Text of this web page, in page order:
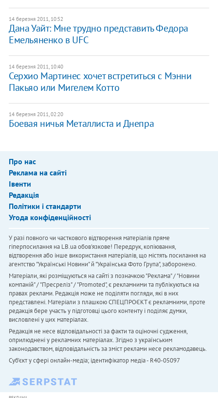
14 березня 2011, 10:52
Дана Уайт: Мне трудно представить Федора
Емельяненко в UFC
14 березня 2011, 10:40
Серхио Мартинес хочет встретиться с Мэнни
Пакьяо или Мигелем Котто
14 березня 2011, 02:20
Боевая ничья Металлиста и Днепра
Про нас
Реклама на сайті
Івенти
Редакція
Політики і стандарти
Угода конфіденційності
У разі повного чи часткового відтворення матеріалів пряме
гіперпосилання на LB.ua обов'язкове! Передрук, копіювання,
відтворення або інше використання матеріалів, що містять посилання на
агентство "Українськi Новини" й "Українська Фото Група", заборонено.
Матеріали, які розміщуються на сайті з позначкою "Реклама" / "Новини
компаній" / "Пресреліз" / "Promoted", є рекламними та публікуються на
правах реклами. Редакція може не поділяти погляди, які в них
представлені. Матеріали з плашкою СПЕЦПРОЄКТ є рекламними, проте
редакція бере участь у підготовці цього контенту і поділяє думки,
висловлені у цих матеріалах.
Редакція не несе відповідальності за факти та оціночні судження,
оприлюднені у рекламних матеріалах. Згідно з українським
законодавством, відповідальність за зміст реклами несе рекламодавець.
Cуб'єкт у сфері онлайн-медіа; ідентифікатор медіа - R40-05097